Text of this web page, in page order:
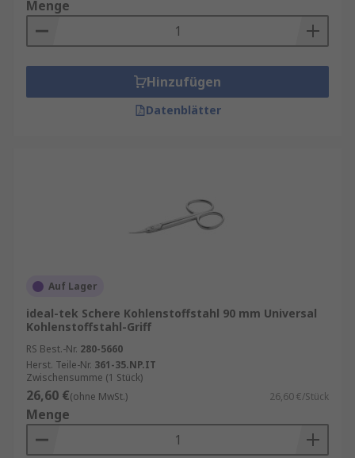
Menge
Hinzufügen
Datenblätter
Auf Lager
ideal-tek Schere Kohlenstoffstahl 90 mm Universal
Kohlenstoffstahl-Griff
RS Best.-Nr. 280-5660
Herst. Teile-Nr. 361-35.NP.IT
Zwischensumme (1 Stück)
26,60 €(ohne MwSt.) 26,60 €/Stück
Menge